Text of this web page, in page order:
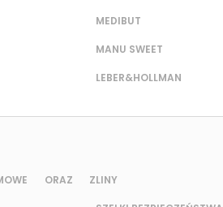
MEDIBUT
MANU SWEET
LEBER&HOLLMAN
ORAZ ZLINY